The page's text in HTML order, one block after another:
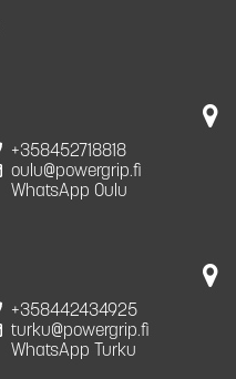
+358452718818
oulu@powergrip.fi
WhatsApp Oulu
+358442434925
turku@powergrip.fi
WhatsApp Turku